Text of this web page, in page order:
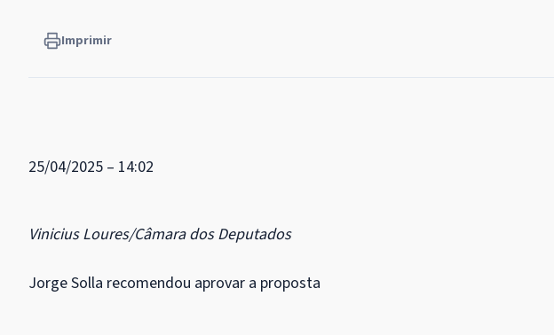
Imprimir
25/04/2025 – 14:02
Vinicius Loures/Câmara dos Deputados
Jorge Solla recomendou aprovar a proposta